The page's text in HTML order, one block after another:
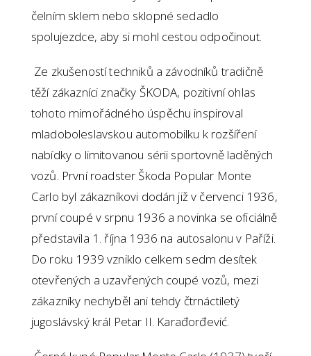
čelním sklem nebo sklopné sedadlo
spolujezdce, aby si mohl cestou odpočinout.
Ze zkušeností techniků a závodníků tradičně
těží zákazníci značky ŠKODA, pozitivní ohlas
tohoto mimořádného úspěchu inspiroval
mladoboleslavskou automobilku k rozšíření
nabídky o limitovanou sérii sportovně laděných
vozů. První roadster Škoda Popular Monte
Carlo byl zákazníkovi dodán již v červenci 1936,
první coupé v srpnu 1936 a novinka se oficiálně
představila 1. října 1936 na autosalonu v Paříži.
Do roku 1939 vzniklo celkem sedm desítek
otevřených a uzavřených coupé vozů, mezi
zákazníky nechyběl ani tehdy čtrnáctiletý
jugoslávský král Petar II. Karađorđević.